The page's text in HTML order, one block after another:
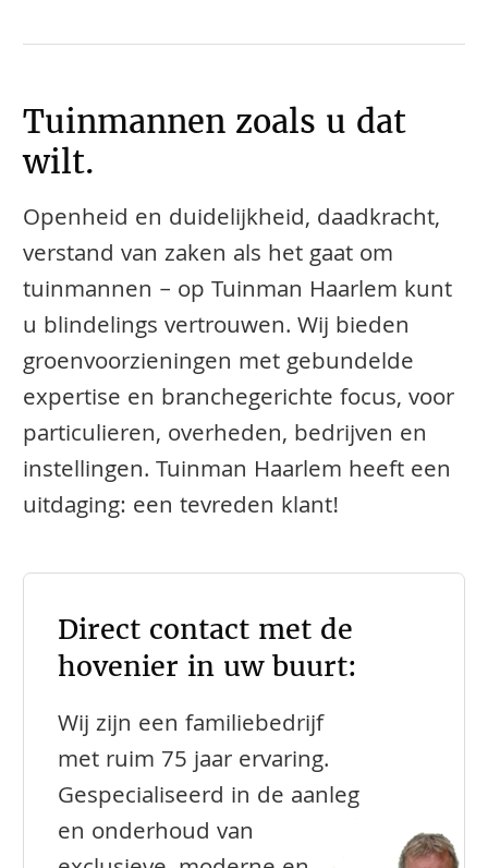
Tuinmannen zoals u dat
wilt.
Openheid en duidelijkheid, daadkracht,
verstand van zaken als het gaat om
tuinmannen – op Tuinman Haarlem kunt
u blindelings vertrouwen. Wij bieden
groenvoorzieningen met gebundelde
expertise en branchegerichte focus, voor
particulieren, overheden, bedrijven en
instellingen. Tuinman Haarlem heeft een
uitdaging: een tevreden klant!
Direct contact met de
hovenier in uw buurt:
Wij zijn een familiebedrijf
met ruim 75 jaar ervaring.
Gespecialiseerd in de aanleg
en onderhoud van